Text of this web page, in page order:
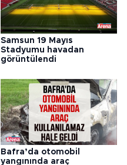
Samsun 19 Mayıs
Stadyumu havadan
görüntülendi
Bafra’da otomobil
yangınında araç